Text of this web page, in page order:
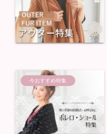
今おすすめ特集